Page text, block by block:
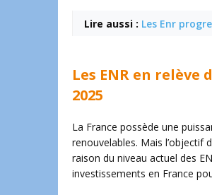
Lire aussi : Les Enr
Les ENR en
2025
La France possède une
renouvelables. Mais l’objectif
raison du niveau actuel des
investissements en France